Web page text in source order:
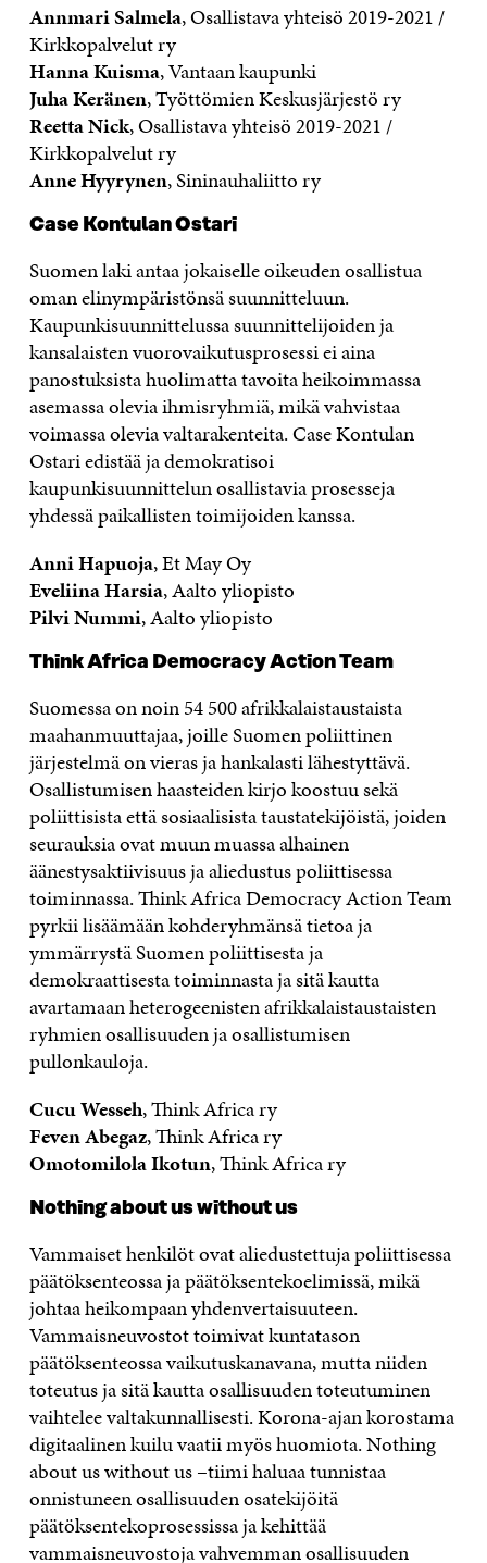
Annmari Salmela, Osallistava yhteisö 2019-2021 /
Kirkkopalvelut ry
Hanna Kuisma, Vantaan kaupunki
Juha Keränen, Työttömien Keskusjärjestö ry
Reetta Nick, Osallistava yhteisö 2019-2021 /
Kirkkopalvelut ry
Anne Hyyrynen, Sininauhaliitto ry
Case Kontulan Ostari
Suomen laki antaa jokaiselle oikeuden osallistua
oman elinympäristönsä suunnitteluun.
Kaupunkisuunnittelussa suunnittelijoiden ja
kansalaisten vuorovaikutusprosessi ei aina
panostuksista huolimatta tavoita heikoimmassa
asemassa olevia ihmisryhmiä, mikä vahvistaa
voimassa olevia valtarakenteita. Case Kontulan
Ostari edistää ja demokratisoi
kaupunkisuunnittelun osallistavia prosesseja
yhdessä paikallisten toimijoiden kanssa.
Anni Hapuoja, Et May Oy
Eveliina Harsia, Aalto yliopisto
Pilvi Nummi, Aalto yliopisto
Think Africa Democracy Action Team
Suomessa on noin 54 500 afrikkalaistaustaista
maahanmuuttajaa, joille Suomen poliittinen
järjestelmä on vieras ja hankalasti lähestyttävä.
Osallistumisen haasteiden kirjo koostuu sekä
poliittisista että sosiaalisista taustatekijöistä, joiden
seurauksia ovat muun muassa alhainen
äänestysaktiivisuus ja aliedustus poliittisessa
toiminnassa. Think Africa Democracy Action Team
pyrkii lisäämään kohderyhmänsä tietoa ja
ymmärrystä Suomen poliittisesta ja
demokraattisesta toiminnasta ja sitä kautta
avartamaan heterogeenisten afrikkalaistaustaisten
ryhmien osallisuuden ja osallistumisen
pullonkauloja.
Cucu Wesseh, Think Africa ry
Feven Abegaz, Think Africa ry
Omotomilola Ikotun, Think Africa ry
Nothing about us without us
Vammaiset henkilöt ovat aliedustettuja poliittisessa
päätöksenteossa ja päätöksentekoelimissä, mikä
johtaa heikompaan yhdenvertaisuuteen.
Vammaisneuvostot toimivat kuntatason
päätöksenteossa vaikutuskanavana, mutta niiden
toteutus ja sitä kautta osallisuuden toteutuminen
vaihtelee valtakunnallisesti. Korona-ajan korostama
digitaalinen kuilu vaatii myös huomiota. Nothing
about us without us –tiimi haluaa tunnistaa
onnistuneen osallisuuden osatekijöitä
päätöksentekoprosessissa ja kehittää
vammaisneuvostoja vahvemman osallisuuden